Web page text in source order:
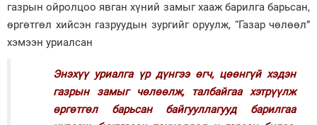
газрын ойролцоо явган хүний замыг хааж барилга барьсан,
өргөтгөл хийсэн газруудын зургийг оруулж, “Газар чөлөөл”
хэмээн уриалсан
Энэхүү уриалга үр дүнгээ өгч, цөөнгүй хэдэн
газрын замыг чөлөөлж, талбайгаа хэтрүүлж
өргөтгөл барьсан байгууллагууд барилгаа